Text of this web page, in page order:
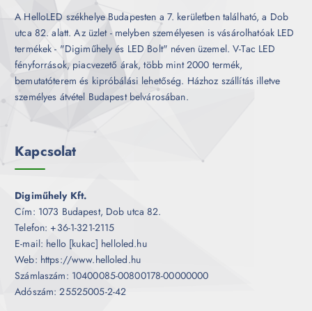
A HelloLED székhelye Budapesten a 7. kerületben található, a Dob
utca 82. alatt. Az üzlet - melyben személyesen is vásárolhatóak LED
termékek - "Digiműhely és LED Bolt" néven üzemel. V-Tac LED
fényforrások, piacvezető árak, több mint 2000 termék,
bemutatóterem és kipróbálási lehetőség. Házhoz szállítás illetve
személyes átvétel Budapest belvárosában.
Kapcsolat
Digiműhely Kft.
Cím: 1073 Budapest, Dob utca 82.
Telefon: +36-1-321-2115
E-mail: hello [kukac] helloled.hu
Web: https://www.helloled.hu
Számlaszám: 10400085-00800178-00000000
Adószám: 25525005-2-42